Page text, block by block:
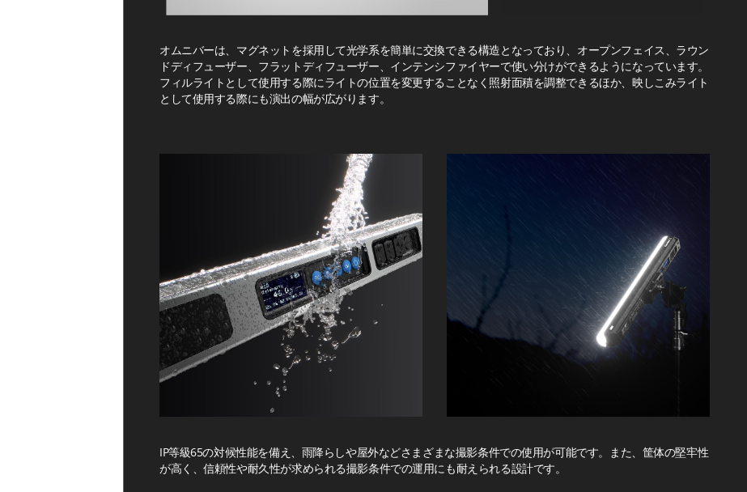
オムニバーは、マグネットを採用して光学系を簡単に交換できる構造となっており、オープンフェイス、ラウン
ドディフューザー、フラットディフューザー、インテンシファイヤーで使い分けができるようになっています。
フィルライトとして使用する際にライトの位置を変更することなく照射面積を調整できるほか、映しこみライト
として使用する際にも演出の幅が広がります。
IP等級65の対候性能を備え、雨降らしや屋外などさまざまな撮影条件での使用が可能です。また、筐体の堅牢性
が高く、信頼性や耐久性が求められる撮影条件での運用にも耐えられる設計です。